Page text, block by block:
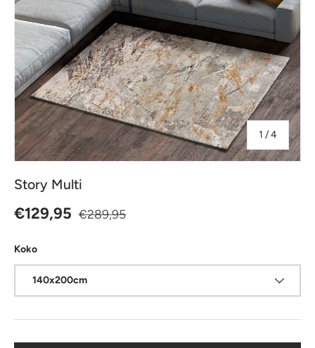
1 /jostakin
4
Story Multi
Alennushinta
€129,95 Normaalihinta
€289,95
Koko
140x200cm